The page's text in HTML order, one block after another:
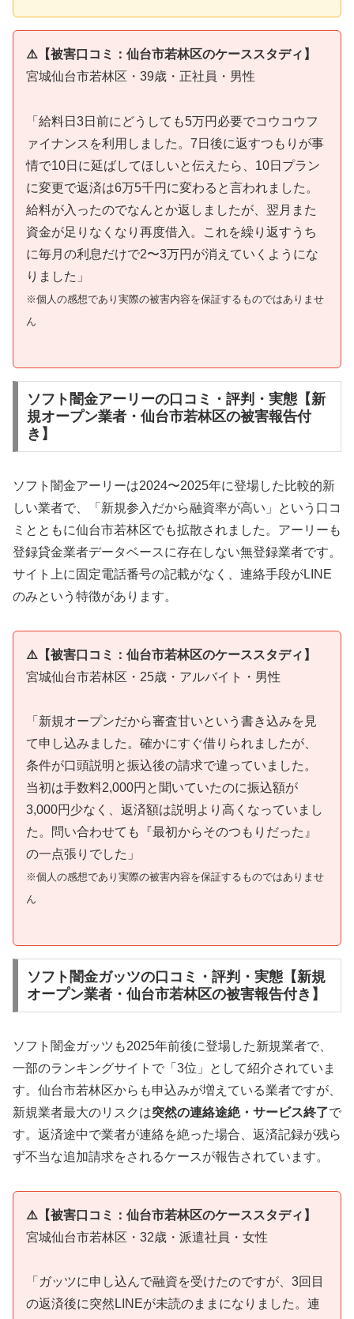
⚠️【被害口コミ：仙台市若林区のケーススタディ】
宮城仙台市若林区・39歳・正社員・男性
「給料日3日前にどうしても5万円必要でコウコウフ
ァイナンスを利用しました。7日後に返すつもりが事
情で10日に延ばしてほしいと伝えたら、10日プラン
に変更で返済は6万5千円に変わると言われました。
給料が入ったのでなんとか返しましたが、翌月また
資金が足りなくなり再度借入。これを繰り返すうち
に毎月の利息だけで2〜3万円が消えていくようにな
りました」
※個人の感想であり実際の被害内容を保証するものではありませ
ん
ソフト闇金アーリーの口コミ・評判・実態【新
規オープン業者・仙台市若林区の被害報告付
き】
ソフト闇金アーリーは2024〜2025年に登場した比較的新
しい業者で、「新規参入だから融資率が高い」という口コ
ミとともに仙台市若林区でも拡散されました。アーリーも
登録貸金業者データベースに存在しない無登録業者です。
サイト上に固定電話番号の記載がなく、連絡手段がLINE
のみという特徴があります。
⚠️【被害口コミ：仙台市若林区のケーススタディ】
宮城仙台市若林区・25歳・アルバイト・男性
「新規オープンだから審査甘いという書き込みを見
て申し込みました。確かにすぐ借りられましたが、
条件が口頭説明と振込後の請求で違っていました。
当初は手数料2,000円と聞いていたのに振込額が
3,000円少なく、返済額は説明より高くなっていまし
た。問い合わせても『最初からそのつもりだった』
の一点張りでした」
※個人の感想であり実際の被害内容を保証するものではありませ
ん
ソフト闇金ガッツの口コミ・評判・実態【新規
オープン業者・仙台市若林区の被害報告付き】
ソフト闇金ガッツも2025年前後に登場した新規業者で、
一部のランキングサイトで「3位」として紹介されていま
す。仙台市若林区からも申込みが増えている業者ですが、
新規業者最大のリスクは突然の連絡途絶・サービス終了で
す。返済途中で業者が連絡を絶った場合、返済記録が残ら
ず不当な追加請求をされるケースが報告されています。
⚠️【被害口コミ：仙台市若林区のケーススタディ】
宮城仙台市若林区・32歳・派遣社員・女性
「ガッツに申し込んで融資を受けたのですが、3回目
の返済後に突然LINEが未読のままになりました。連